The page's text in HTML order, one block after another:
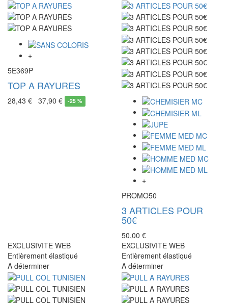
+
5E369P
TOP A RAYURES
28,43 € 37,90 € -25 %
+
PROMO50
3 ARTICLES POUR
50€
50,00 €
EXCLUSIVITE WEB
Entièrement élastiqué
A déterminer
EXCLUSIVITE WEB
Entièrement élastiqué
A déterminer